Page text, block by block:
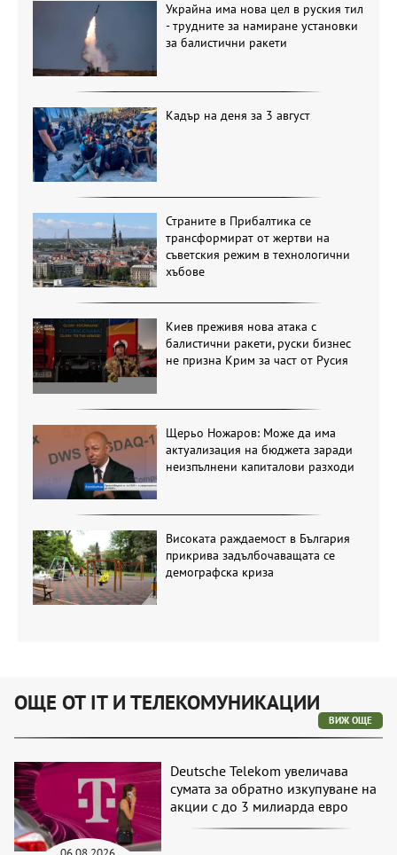
Украйна има нова цел в руския тил
- трудните за намиране установки
за балистични ракети
Кадър на деня за 3 август
Страните в Прибалтика се
трансформират от жертви на
съветския режим в технологични
хъбове
Киев преживя нова атака с
балистични ракети, руски бизнес
не призна Крим за част от Русия
Щерьо Ножаров: Може да има
актуализация на бюджета заради
неизпълнени капиталови разходи
Високата раждаемост в България
прикрива задълбочаващата се
демографска криза
ОЩЕ ОТ IT И ТЕЛЕКОМУНИКАЦИИ
ВИЖ ОЩЕ
Deutsche Telekom увеличава
сумата за обратно изкупуване на
акции с до 3 милиарда евро